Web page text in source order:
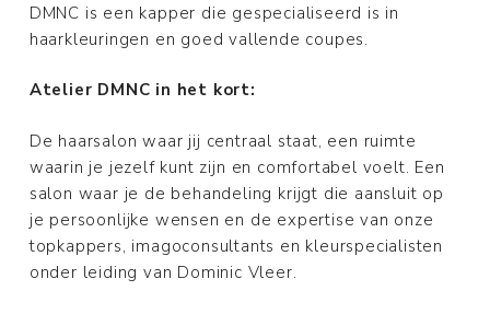
DMNC is een kapper die gespecialiseerd is in
haarkleuringen en goed vallende coupes.
Atelier DMNC in het kort:
De haarsalon waar jij centraal staat, een ruimte
waarin je jezelf kunt zijn en comfortabel voelt. Een
salon waar je de behandeling krijgt die aansluit op
je persoonlijke wensen en de expertise van onze
topkappers, imagoconsultants en kleurspecialisten
onder leiding van Dominic Vleer.